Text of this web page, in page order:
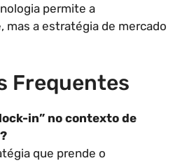
permite a
mas a estratégia de mercado
Frequentes
in” no contexto de
que prende o